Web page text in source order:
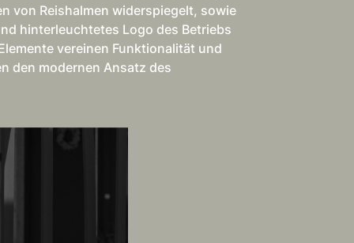
von Reishalmen widerspiegelt, sowie
hinterleuchtetes Logo des Betriebs
vereinen Funktionalität und
den modernen Ansatz des